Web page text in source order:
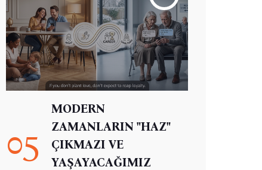
05
MODERN
ZAMANLARIN "HAZ"
ÇIKMAZI VE
YAŞAYACAĞIMIZ